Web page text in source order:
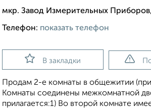
мкр. Завод Измерительных
Телефон: показать телефон
В закладки
Продам 2-е комнаты в общежитии
Комнаты соединены межкомнатной
прилагается:1) Во второй комнате